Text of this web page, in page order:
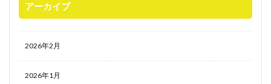
アーカイブ
2026年2月
2026年1月